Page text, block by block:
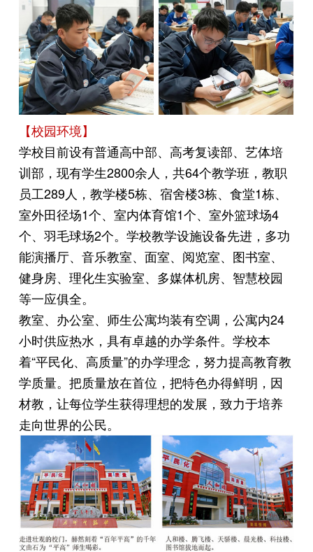
【校园环境】
学校目前设有普通高中部、高考复读部、艺体培
训部，现有学生2800余人，共64个教学班，教职
员工289人，教学楼5栋、宿舍楼3栋、食堂1栋、
室外田径场1个、室内体育馆1个、室外篮球场4
个、羽毛球场2个。学校教学设施设备先进，多功
能演播厅、音乐教室、面室、阅览室、图书室、
健身房、理化生实验室、多媒体机房、智慧校园
等一应俱全。
教室、办公室、师生公寓均装有空调，公寓内24
小时供应热水，具有卓越的办学条件。学校本
着“平民化、高质量”的办学理念，努力提高教育教
学质量。把质量放在首位，把特色办得鲜明，因
材教，让每位学生获得理想的发展，致力于培养
走向世界的公民。